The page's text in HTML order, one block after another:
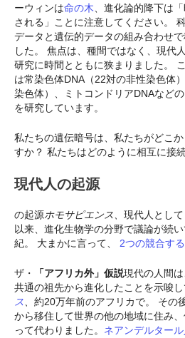
ーウィンは命の木 、進化論的降下は
される」ことに注意してください。
データと遺伝的データの組み合わせ
した。 焦点は、種間ではなく、現代
研究に時間とともに狭まりました。
は常染色体DNA（22対の非性染色体
染色体）、ミトコンドリアDNAなど
を研究しています。
私たちの遺伝暗号は、私たちがどこ
すか？ 私たちはどのように相互に接
現代人の起源
の起源ホモサピエンス、 現代人とし
以来、進化生物学の分野で議論が続い
紀。 大まかに言って、
2つの競合す
ザ・ 「アフリカ外」仮説現代の人間
共通の祖先から進化したことを示唆し
ス
約20万年前のアフリカで。 その
から移住して世界の他の地域に住み
って代わりました。 ネアンデルタール